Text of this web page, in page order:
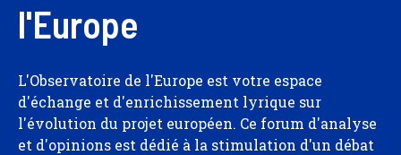
l'Europe
L'Observatoire de l'Europe est votre espace
d'échange et d'enrichissement lyrique sur
l'évolution du projet européen. Ce forum d'analyse
et d'opinions est dédié à la stimulation d'un débat